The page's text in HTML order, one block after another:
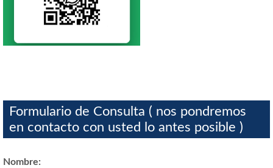
Formulario de Consulta ( nos pondremos
en contacto con usted lo antes posible )
Nombre: